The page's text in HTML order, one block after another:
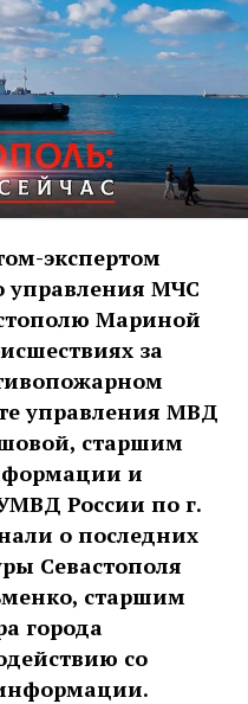
экспертом
управления МЧС
Мариной
за
управления МВД
старшим
и
России по г.
о последних
Севастополя
старшим
города
со